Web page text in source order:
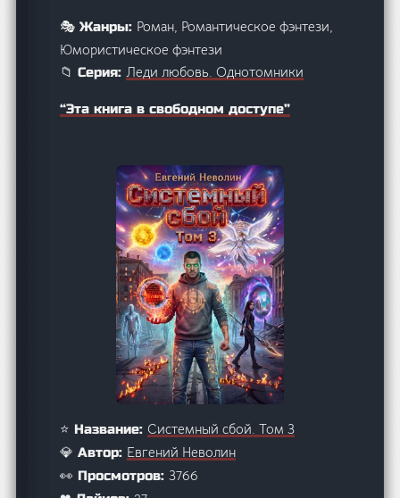
🎭 Жанры: Роман, Романтическое фэнтези,
Юмористическое фэнтези
📁 Серия:Леди любовь. Однотомники
“Эта книга в свободном доступе”
⭐ Название:Системный сбой. Том 3
💎 Автор: Евгений Неволин
👀 Просмотров:3766